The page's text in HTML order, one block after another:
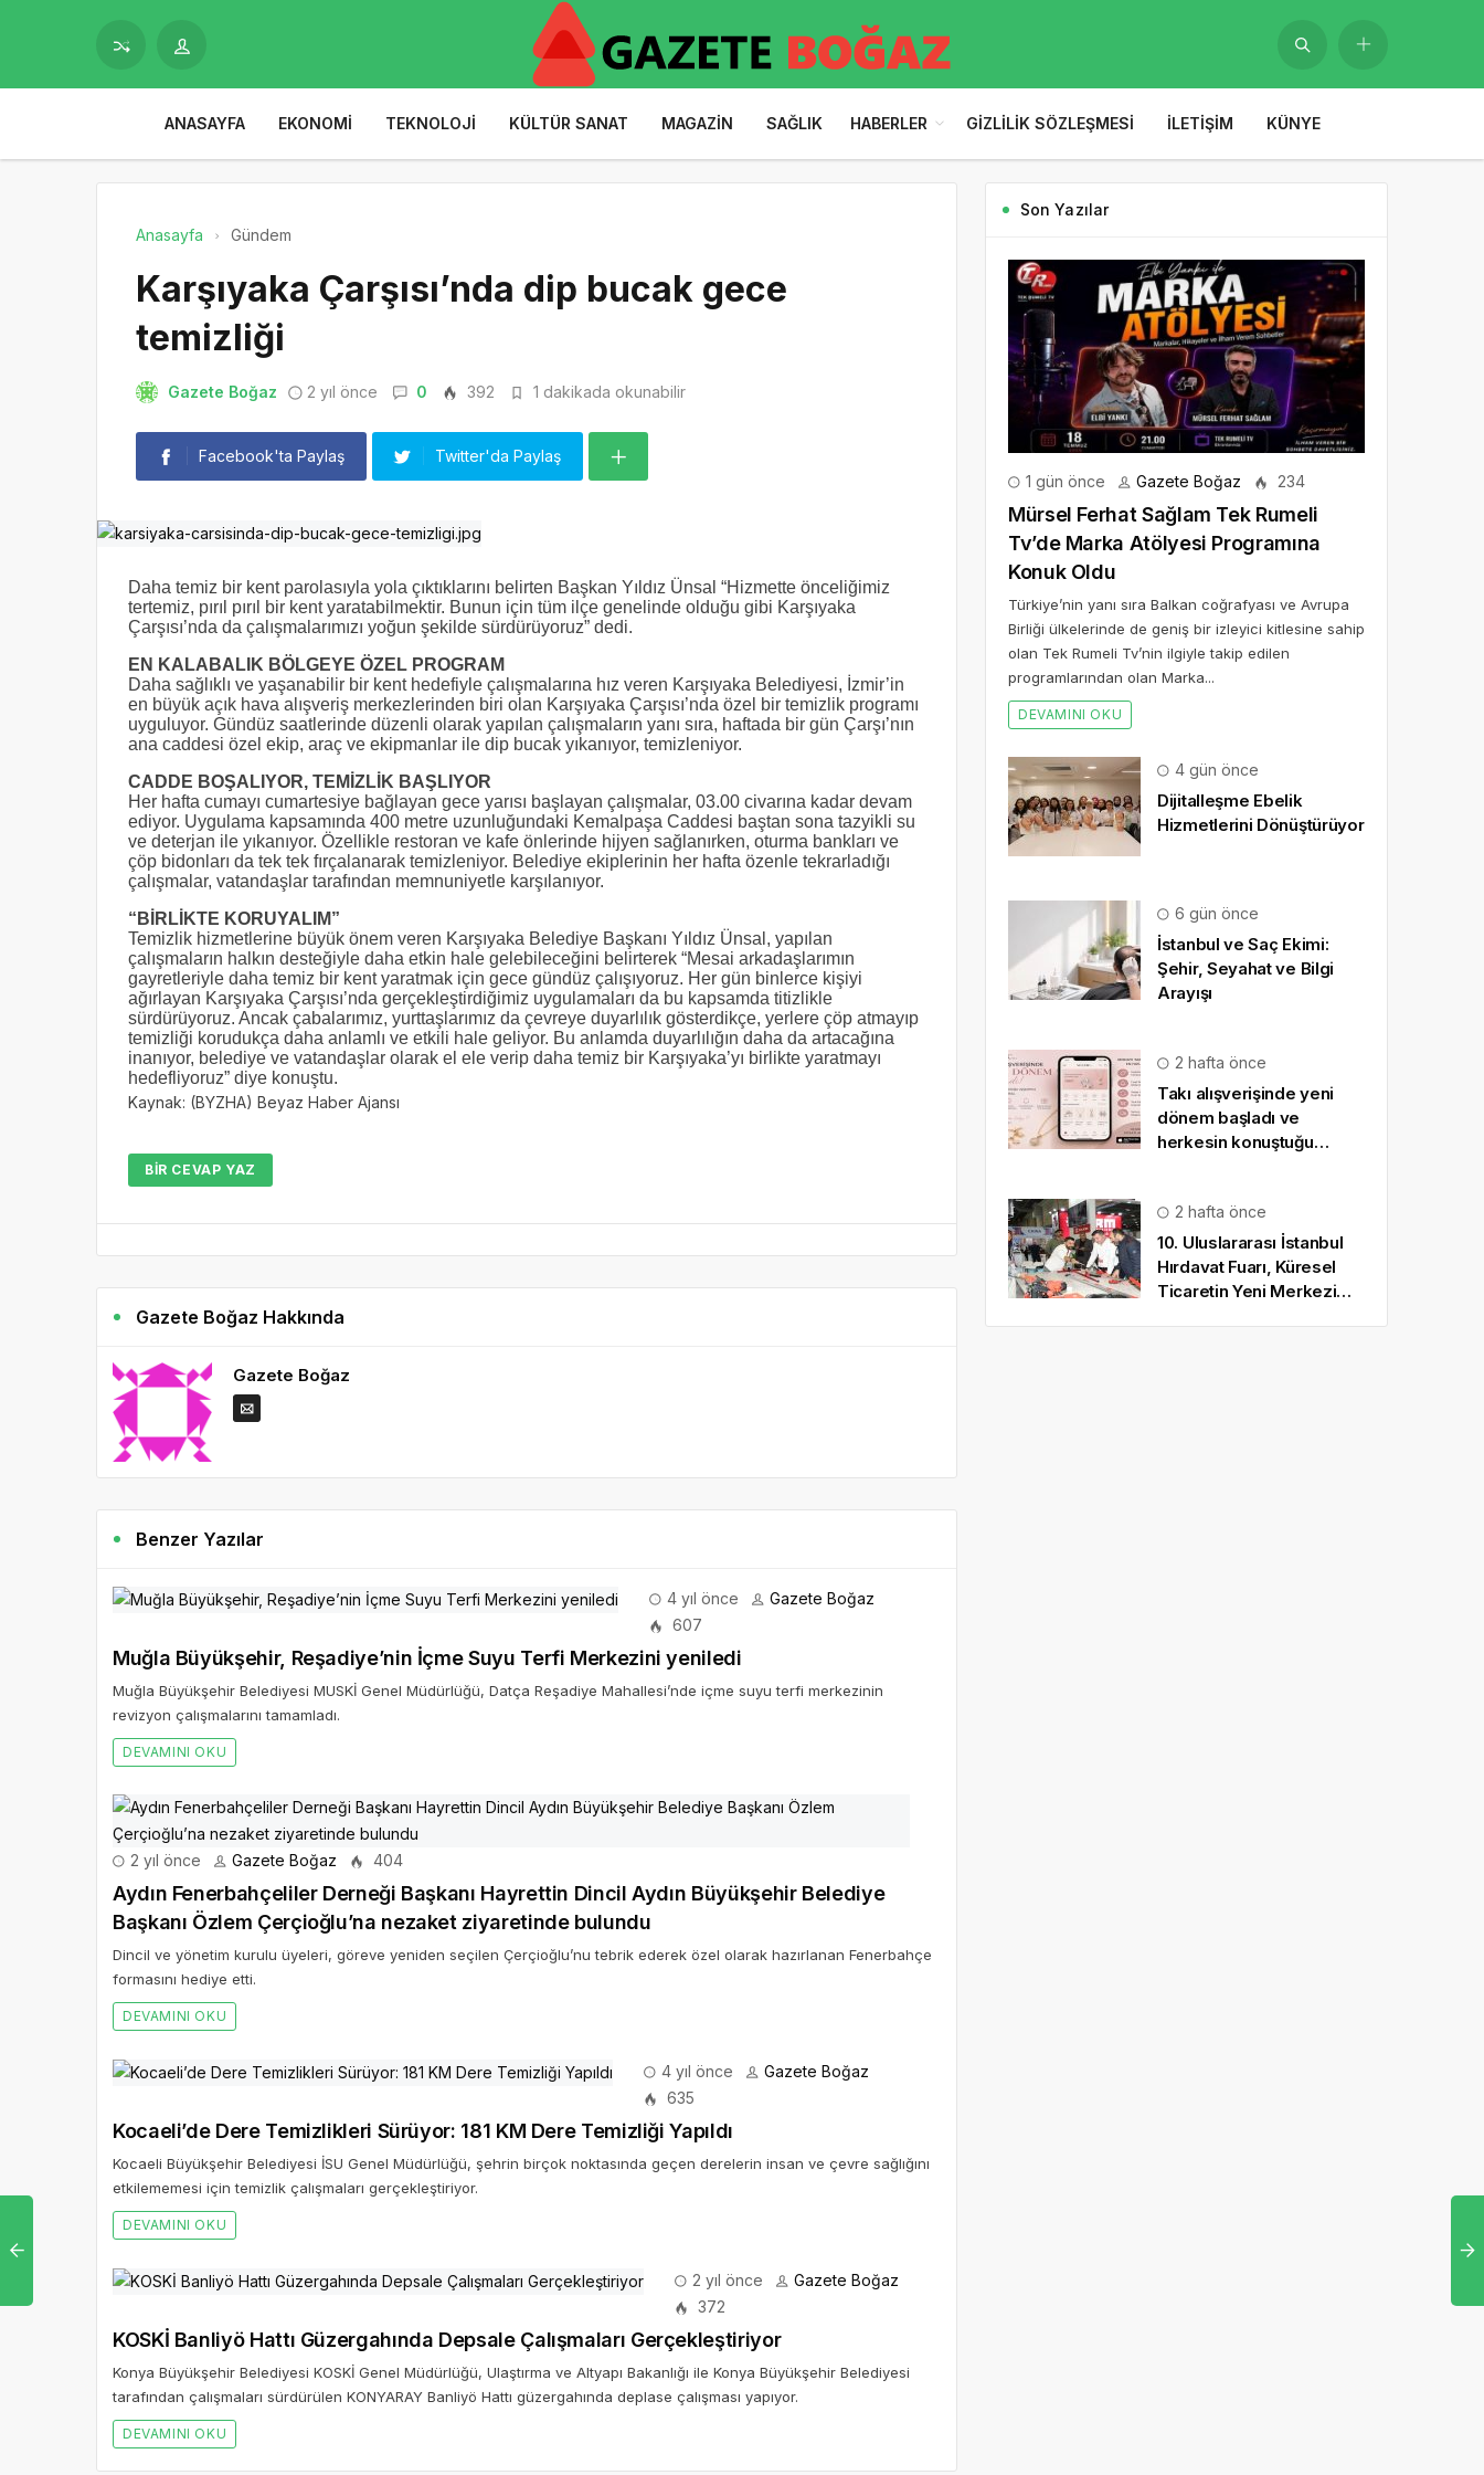
ANASAYFA EKONOMI TEKNOLOJI KÜLTÜR SANAT MAGAZIN SAĞLIK HABERLER GIZLILIK SÖZLEŞMESI İLETIŞIM KÜNYE
Anasayfa Gündem
Karşıyaka Çarşısı’nda dip bucak gece
temizliği
Gazete Boğaz 2 yıl önce 0 392 1 dakikada okunabilir
Facebook'ta Paylaş Twitter'da Paylaş
Daha temiz bir kent parolasıyla yola çıktıklarını belirten Başkan Yıldız Ünsal “Hizmette önceliğimiz
tertemiz, pırıl pırıl bir kent yaratabilmektir. Bunun için tüm ilçe genelinde olduğu gibi Karşıyaka
Çarşısı’nda da çalışmalarımızı yoğun şekilde sürdürüyoruz” dedi.
EN KALABALIK BÖLGEYE ÖZEL PROGRAM
Daha sağlıklı ve yaşanabilir bir kent hedefiyle çalışmalarına hız veren Karşıyaka Belediyesi, İzmir’in
en büyük açık hava alışveriş merkezlerinden biri olan Karşıyaka Çarşısı’nda özel bir temizlik programı
uyguluyor. Gündüz saatlerinde düzenli olarak yapılan çalışmaların yanı sıra, haftada bir gün Çarşı’nın
ana caddesi özel ekip, araç ve ekipmanlar ile dip bucak yıkanıyor, temizleniyor.
CADDE BOŞALIYOR, TEMİZLİK BAŞLIYOR
Her hafta cumayı cumartesiye bağlayan gece yarısı başlayan çalışmalar, 03.00 civarına kadar devam
ediyor. Uygulama kapsamında 400 metre uzunluğundaki Kemalpaşa Caddesi baştan sona tazyikli su
ve deterjan ile yıkanıyor. Özellikle restoran ve kafe önlerinde hijyen sağlanırken, oturma bankları ve
çöp bidonları da tek tek fırçalanarak temizleniyor. Belediye ekiplerinin her hafta özenle tekrarladığı
çalışmalar, vatandaşlar tarafından memnuniyetle karşılanıyor.
“BİRLİKTE KORUYALIM”
Temizlik hizmetlerine büyük önem veren Karşıyaka Belediye Başkanı Yıldız Ünsal, yapılan
çalışmaların halkın desteğiyle daha etkin hale gelebileceğini belirterek “Mesai arkadaşlarımın
gayretleriyle daha temiz bir kent yaratmak için gece gündüz çalışıyoruz. Her gün binlerce kişiyi
ağırlayan Karşıyaka Çarşısı’nda gerçekleştirdiğimiz uygulamaları da bu kapsamda titizlikle
sürdürüyoruz. Ancak çabalarımız, yurttaşlarımız da çevreye duyarlılık gösterdikçe, yerlere çöp atmayıp
temizliği korudukça daha anlamlı ve etkili hale geliyor. Bu anlamda duyarlılığın daha da artacağına
inanıyor, belediye ve vatandaşlar olarak el ele verip daha temiz bir Karşıyaka’yı birlikte yaratmayı
hedefliyoruz” diye konuştu.
Kaynak: (BYZHA) Beyaz Haber Ajansı
BIR CEVAP YAZ
Gazete Boğaz Hakkında
Gazete Boğaz
Benzer Yazılar
4 yıl önce
Gazete Boğaz
607
Muğla Büyükşehir, Reşadiye’nin İçme Suyu Terfi Merkezini yeniledi
Muğla Büyükşehir Belediyesi MUSKİ Genel Müdürlüğü, Datça Reşadiye Mahallesi’nde içme suyu terfi merkezinin
revizyon çalışmalarını tamamladı.
DEVAMINI OKU
2 yıl önce Gazete Boğaz 404
Aydın Fenerbahçeliler Derneği Başkanı Hayrettin Dincil Aydın Büyükşehir Belediye
Başkanı Özlem Çerçioğlu’na nezaket ziyaretinde bulundu
Dincil ve yönetim kurulu üyeleri, göreve yeniden seçilen Çerçioğlu’nu tebrik ederek özel olarak hazırlanan Fenerbahçe
formasını hediye etti.
DEVAMINI OKU
4 yıl önce
Gazete Boğaz
635
Kocaeli’de Dere Temizlikleri Sürüyor: 181 KM Dere Temizliği Yapıldı
Kocaeli Büyükşehir Belediyesi İSU Genel Müdürlüğü, şehrin birçok noktasında geçen derelerin insan ve çevre sağlığını
etkilememesi için temizlik çalışmaları gerçekleştiriyor.
DEVAMINI OKU
2 yıl önce
Gazete Boğaz
372
KOSKİ Banliyö Hattı Güzergahında Depsale Çalışmaları Gerçekleştiriyor
Konya Büyükşehir Belediyesi KOSKİ Genel Müdürlüğü, Ulaştırma ve Altyapı Bakanlığı ile Konya Büyükşehir Belediyesi
tarafından çalışmaları sürdürülen KONYARAY Banliyö Hattı güzergahında deplase çalışması yapıyor.
DEVAMINI OKU
Son Yazılar
1 gün önce Gazete Boğaz 234
Mürsel Ferhat Sağlam Tek Rumeli
Tv’de Marka Atölyesi Programına
Konuk Oldu
Türkiye’nin yanı sıra Balkan coğrafyası ve Avrupa
Birliği ülkelerinde de geniş bir izleyici kitlesine sahip
olan Tek Rumeli Tv’nin ilgiyle takip edilen
programlarından olan Marka...
DEVAMINI OKU
4 gün önce
Dijitalleşme Ebelik
Hizmetlerini Dönüştürüyor
6 gün önce
İstanbul ve Saç Ekimi:
Şehir, Seyahat ve Bilgi
Arayışı
2 hafta önce
Takı alışverişinde yeni
dönem başladı ve
herkesin konuştuğu
2 hafta önce
10. Uluslararası İstanbul
Hırdavat Fuarı, Küresel
Ticaretin Yeni Merkezi